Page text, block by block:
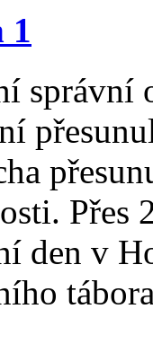
1
správní
Přes
den v